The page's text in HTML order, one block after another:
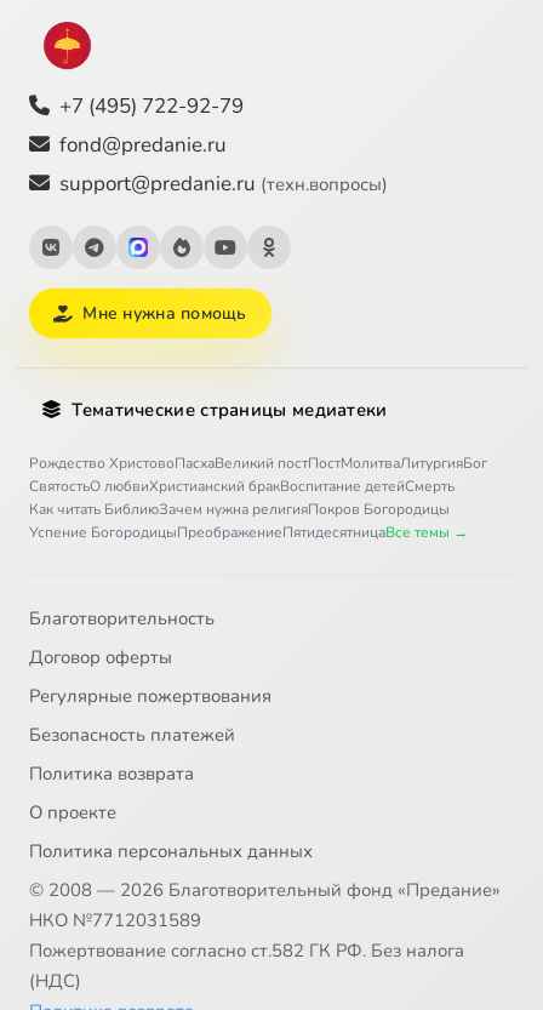
+7 (495) 722-92-79
fond@predanie.ru
support@predanie.ru (техн.вопросы)
Мне нужна помощь
Тематические страницы медиатеки
Рождество ХристовоПасхаВеликий постПостМолитваЛитургияБог
СвятостьО любвиХристианский бракВоспитание детейСмерть
Как читать БиблиюЗачем нужна религияПокров Богородицы
Успение БогородицыПреображениеПятидесятницаВсе темы →
Благотворительность
Договор оферты
Регулярные пожертвования
Безопасность платежей
Политика возврата
О проекте
Политика персональных данных
© 2008 — 2026 Благотворительный фонд «Предание»
НКО №7712031589
Пожертвование согласно ст.582 ГК РФ. Без налога
(НДС)